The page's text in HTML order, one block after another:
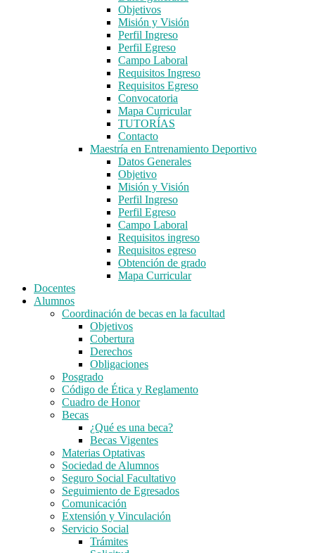
Objetivos
Misión y Visión
Perfil Ingreso
Perfil Egreso
Campo Laboral
Requisitos Ingreso
Requisitos Egreso
Convocatoria
Mapa Curricular
TUTORÍAS
Contacto
Maestría en Entrenamiento Deportivo
Datos Generales
Objetivo
Misión y Visión
Perfil Ingreso
Perfil Egreso
Campo Laboral
Requisitos ingreso
Requisitos egreso
Obtención de grado
Mapa Curricular
Docentes
Alumnos
Coordinación de becas en la facultad
Objetivos
Cobertura
Derechos
Obligaciones
Posgrado
Código de Ética y Reglamento
Cuadro de Honor
Becas
¿Qué es una beca?
Becas Vigentes
Materias Optativas
Sociedad de Alumnos
Seguro Social Facultativo
Seguimiento de Egresados
Comunicación
Extensión y Vinculación
Servicio Social
Trámites